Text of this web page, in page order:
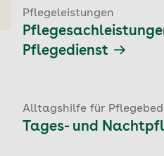
Pflegeleistungen
Pflegedienst
Alltagshilfe für
Tages- und